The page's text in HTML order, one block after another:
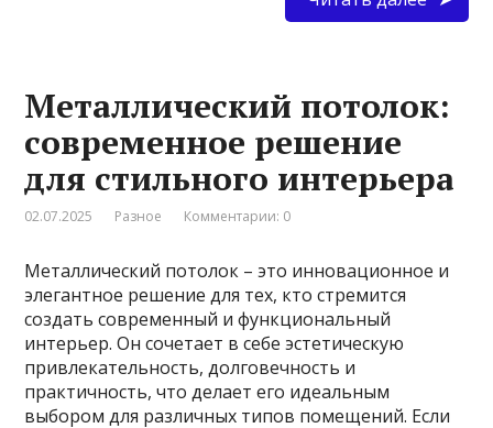
Металлический потолок:
современное решение
для стильного интерьера
02.07.2025 Разное Комментарии: 0
Металлический потолок – это инновационное и
элегантное решение для тех, кто стремится
создать современный и функциональный
интерьер. Он сочетает в себе эстетическую
привлекательность, долговечность и
практичность, что делает его идеальным
выбором для различных типов помещений. Если